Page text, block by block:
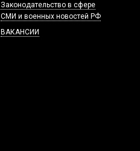
Законодательство в сфере
СМИ и военных новостей РФ
ВАКАНСИИ